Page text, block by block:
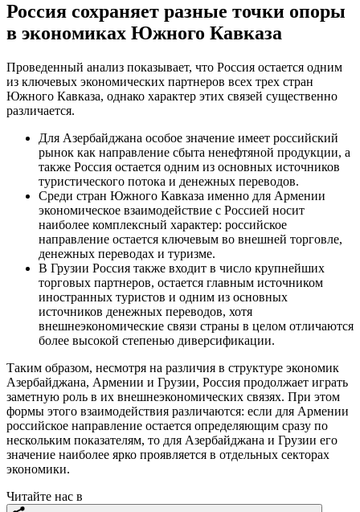
Россия сохраняет разные точки опоры
в экономиках Южного Кавказа
Проведенный анализ показывает, что Россия остается одним
из ключевых экономических партнеров всех трех стран
Южного Кавказа, однако характер этих связей существенно
различается.
Для Азербайджана особое значение имеет российский
рынок как направление сбыта ненефтяной продукции, а
также Россия остается одним из основных источников
туристического потока и денежных переводов.
Среди стран Южного Кавказа именно для Армении
экономическое взаимодействие с Россией носит
наиболее комплексный характер: российское
направление остается ключевым во внешней торговле,
денежных переводах и туризме.
В Грузии Россия также входит в число крупнейших
торговых партнеров, остается главным источником
иностранных туристов и одним из основных
источников денежных переводов, хотя
внешнеэкономические связи страны в целом отличаются
более высокой степенью диверсификации.
Таким образом, несмотря на различия в структуре экономик
Азербайджана, Армении и Грузии, Россия продолжает играть
заметную роль в их внешнеэкономических связях. При этом
формы этого взаимодействия различаются: если для Армении
российское направление остается определяющим сразу по
нескольким показателям, то для Азербайджана и Грузии его
значение наиболее ярко проявляется в отдельных секторах
экономики.
Читайте нас в